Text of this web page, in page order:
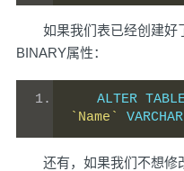
如果我们表已经创建好
BINARY属性：
`Name`
VARCHAR
还有，如果我们不想修